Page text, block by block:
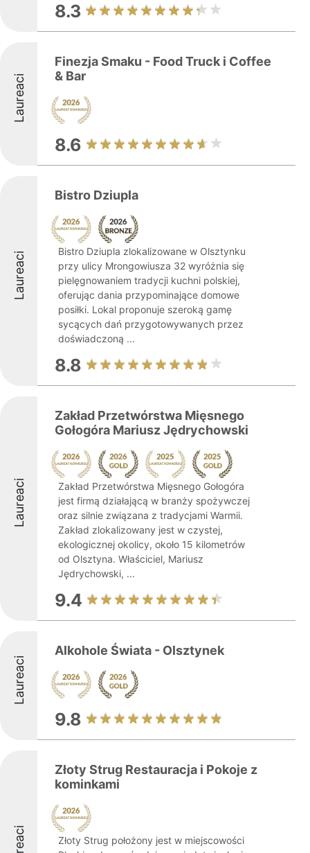
8.3
Laureaci
Finezja Smaku - Food Truck i Coffee
& Bar
8.6
Laureaci
Bistro Dziupla
Bistro Dziupla zlokalizowane w Olsztynku
przy ulicy Mrongowiusza 32 wyróżnia się
pielęgnowaniem tradycji kuchni polskiej,
oferując dania przypominające domowe
posiłki. Lokal proponuje szeroką gamę
sycących dań przygotowywanych przez
doświadczoną ...
8.8
Laureaci
Zakład Przetwórstwa Mięsnego
Gołogóra Mariusz Jędrychowski
Zakład Przetwórstwa Mięsnego Gołogóra
jest firmą działającą w branży spożywczej
oraz silnie związana z tradycjami Warmii.
Zakład zlokalizowany jest w czystej,
ekologicznej okolicy, około 15 kilometrów
od Olsztyna. Właściciel, Mariusz
Jędrychowski, ...
9.4
Laureaci
Alkohole Świata - Olsztynek
9.8
Złoty Strug Restauracja i Pokoje z
kominkami
Złoty Strug położony jest w miejscowości